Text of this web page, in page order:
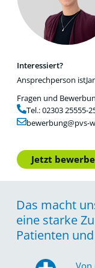
Interessiert?
Ansprechperson ist
Fragen und
Tel.: 02303 25555-
bewerbung@pvs-
Jetzt
Das macht
eine starke
Patienten